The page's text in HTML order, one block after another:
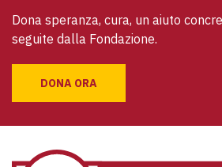
Dona speranza, cura, un aiuto
seguite dalla Fondazione.
DONA ORA